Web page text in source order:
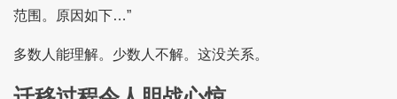
范围。原因如下…”
多数人能理解。少数人不解。这没关系。